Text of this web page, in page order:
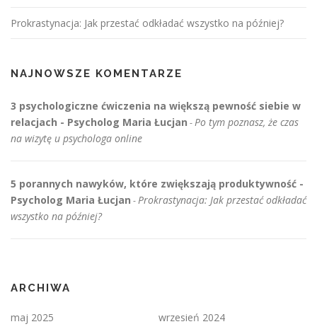
Prokrastynacja: Jak przestać odkładać wszystko na później?
NAJNOWSZE KOMENTARZE
3 psychologiczne ćwiczenia na większą pewność siebie w
relacjach - Psycholog Maria Łucjan -Po tym poznasz, że czas
na wizytę u psychologa online
5 porannych nawyków, które zwiększają produktywność -
Psycholog Maria Łucjan -Prokrastynacja: Jak przestać odkładać
wszystko na później?
ARCHIWA
maj 2025
wrzesień 2024